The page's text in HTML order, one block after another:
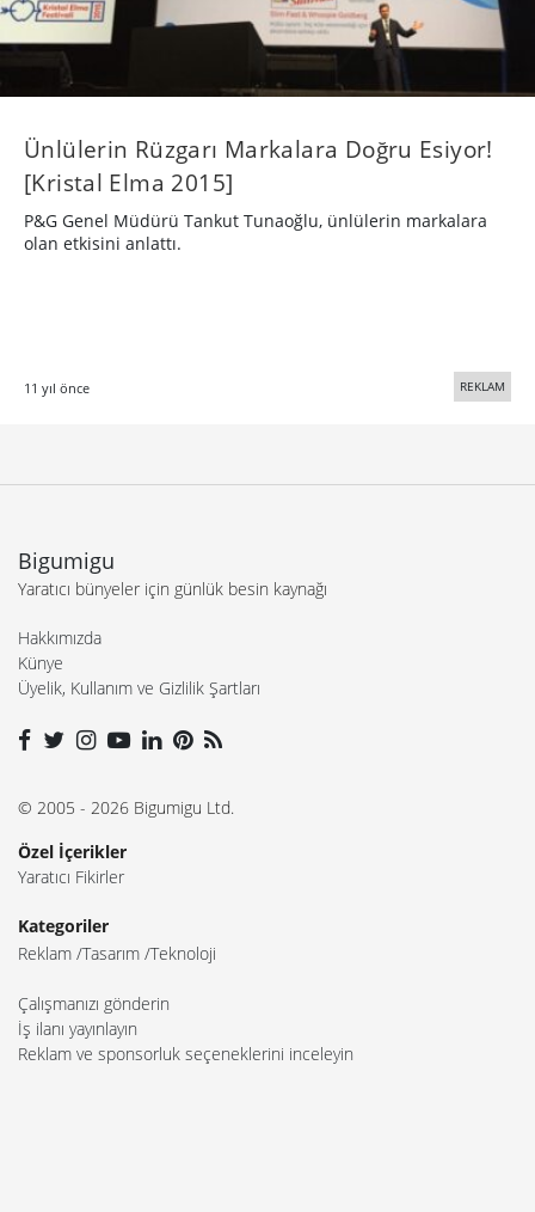
Ünlülerin Rüzgarı Markalara Doğru Esiyor!
[Kristal Elma 2015]
P&G Genel Müdürü Tankut Tunaoğlu, ünlülerin markalara
olan etkisini anlattı.
11 yıl önce REKLAM
Bigumigu
Yaratıcı bünyeler için günlük besin kaynağı
Hakkımızda
Künye
Üyelik, Kullanım ve Gizlilik Şartları
© 2005 - 2026 Bigumigu Ltd.
Özel İçerikler
Yaratıcı Fikirler
Kategoriler
Reklam Tasarım Teknoloji
Çalışmanızı gönderin
İş ilanı yayınlayın
Reklam ve sponsorluk seçeneklerini inceleyin